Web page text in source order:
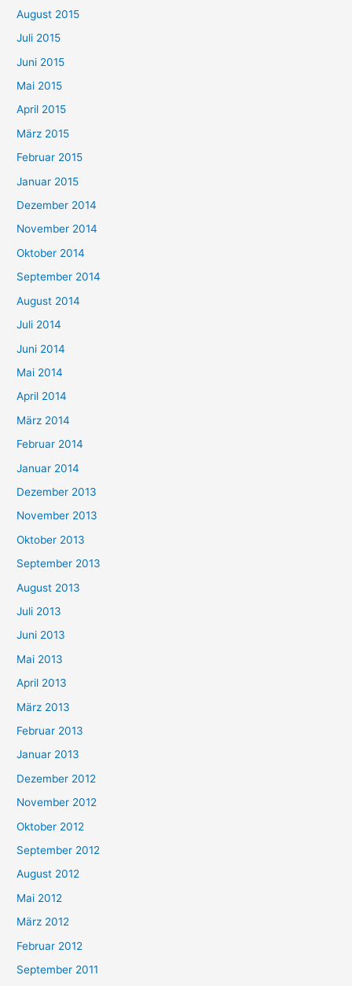
August 2015
Juli 2015
Juni 2015
Mai 2015
April 2015
März 2015
Februar 2015
Januar 2015
Dezember 2014
November 2014
Oktober 2014
September 2014
August 2014
Juli 2014
Juni 2014
Mai 2014
April 2014
März 2014
Februar 2014
Januar 2014
Dezember 2013
November 2013
Oktober 2013
September 2013
August 2013
Juli 2013
Juni 2013
Mai 2013
April 2013
März 2013
Februar 2013
Januar 2013
Dezember 2012
November 2012
Oktober 2012
September 2012
August 2012
Mai 2012
März 2012
Februar 2012
September 2011